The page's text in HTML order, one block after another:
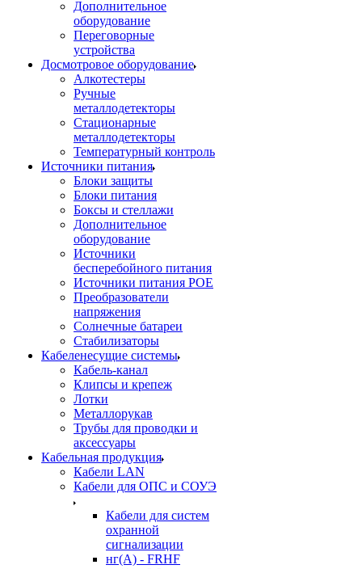
Дополнительное
оборудование
Переговорные
устройства
Досмотровое оборудование
Алкотестеры
Ручные
металлодетекторы
Стационарные
металлодетекторы
Температурный контроль
Источники питания
Блоки защиты
Блоки питания
Боксы и стеллажи
Дополнительное
оборудование
Источники
бесперебойного питания
Источники питания POE
Преобразователи
напряжения
Солнечные батареи
Стабилизаторы
Кабеленесущие системы
Кабель-канал
Клипсы и крепеж
Лотки
Металлорукав
Трубы для проводки и
аксессуары
Кабельная продукция
Кабели LAN
Кабели для ОПС и СОУЭ
Кабели для систем
охранной
сигнализации
нг(A) - FRHF